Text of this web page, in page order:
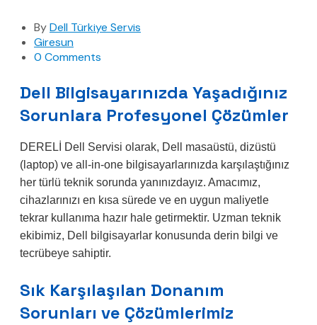
ByDell Türkiye Servis
Giresun
0 Comments
Dell Bilgisayarınızda Yaşadığınız
Sorunlara Profesyonel Çözümler
DERELİ Dell Servisi olarak, Dell masaüstü, dizüstü
(laptop) ve all-in-one bilgisayarlarınızda karşılaştığınız
her türlü teknik sorunda yanınızdayız. Amacımız,
cihazlarınızı en kısa sürede ve en uygun maliyetle
tekrar kullanıma hazır hale getirmektir. Uzman teknik
ekibimiz, Dell bilgisayarlar konusunda derin bilgi ve
tecrübeye sahiptir.
Sık Karşılaşılan Donanım
Sorunları ve Çözümlerimiz